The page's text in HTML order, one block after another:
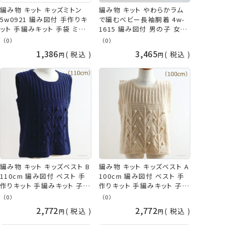
編み物 キット キッズミトン
5w0921 編み図付 手作りキ
ット 手編みキット 手袋 ミトン
子供 こども ベビー 手編み
赤 青 レッド ブルー 編み込み
模様 かわいい ダルマ 横田
手芸の山久
（0）
1,386 税込
編み物 キット やわらかラム
で編むべビー長袖胴着 4w-
1615 編み図付 男の子 女の
子 手編みキット 手作りキット
供 こども ベビー 赤ちゃん 胴
着 ピンク 青 ブルー かわい
い 手編み 手作り 手芸 毛糸
ダルマ 横田 ykt 手芸の山久
（0）
3,465 税込
編み物 キット キッズベスト B
110cm 編み図付 ベスト 手
作りキット 手編みキット 子供
こども キッズ 手編み 手作り
いい やわらかラム ダルマ 横
（0）
2,772 税込
編み物 キット キッズベスト A
100cm 編み図付 ベスト 手
作りキット 手編みキット 子供
こども キッズ ベビー 手編み
白 やわらかラム ダルマ 横田
（0）
2,772 税込